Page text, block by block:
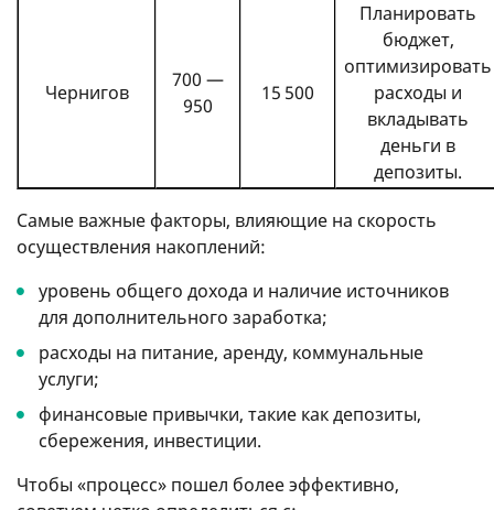
Чернигов
700 —
950
15 500
Планировать
бюджет,
оптимизировать
расходы и
вкладывать
деньги в
депозиты.
Самые важные факторы, влияющие на скорость
осуществления накоплений:
уровень общего дохода и наличие источников
для дополнительного заработка;
расходы на питание, аренду, коммунальные
услуги;
финансовые привычки, такие как депозиты,
сбережения, инвестиции.
Чтобы «процесс» пошел более эффективно,